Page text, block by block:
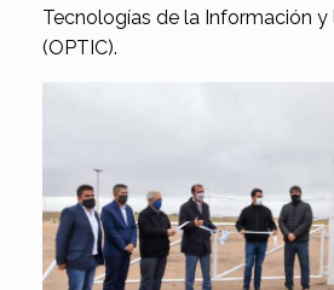
Tecnologías de la Información y
(OPTIC).